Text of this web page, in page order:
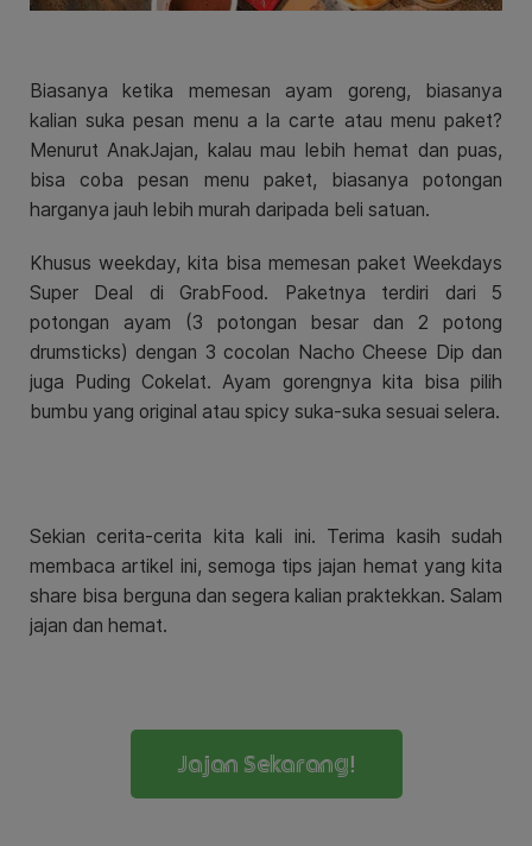
Biasanya ketika memesan ayam goreng, biasanya
kalian suka pesan menu a la carte atau menu paket?
Menurut AnakJajan, kalau mau lebih hemat dan puas,
bisa coba pesan menu paket, biasanya potongan
harganya jauh lebih murah daripada beli satuan.
Khusus weekday, kita bisa memesan paket Weekdays
Super Deal di GrabFood. Paketnya terdiri dari 5
potongan ayam (3 potongan besar dan 2 potong
drumsticks) dengan 3 cocolan Nacho Cheese Dip dan
juga Puding Cokelat. Ayam gorengnya kita bisa pilih
bumbu yang original atau spicy suka-suka sesuai selera.
Sekian cerita-cerita kita kali ini. Terima kasih sudah
membaca artikel ini, semoga tips jajan hemat yang kita
share bisa berguna dan segera kalian praktekkan. Salam
jajan dan hemat.
Jajan Sekarang!